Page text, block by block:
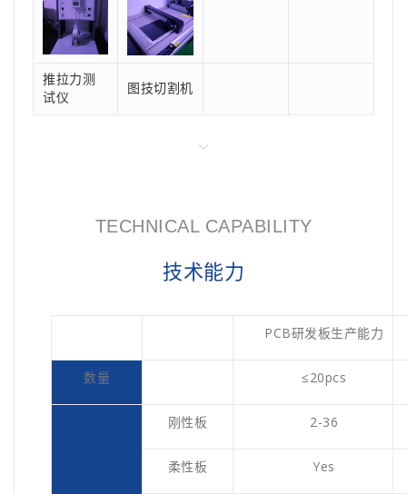
推拉力测
试仪
图技切割机
TECHNICAL CAPABILITY
技术能力
PCB研发板生产能力
数量 ≤20pcs
刚性板 2-36
柔性板 Yes